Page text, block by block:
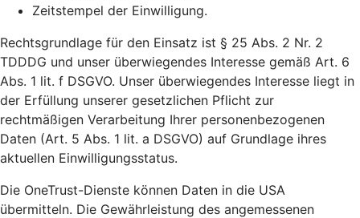
Zeitstempel der Einwilligung.
Rechtsgrundlage für den Einsatz ist § 25 Abs. 2 Nr. 2
TDDDG und unser überwiegendes Interesse gemäß Art. 6
Abs. 1 lit. f DSGVO. Unser überwiegendes Interesse liegt in
der Erfüllung unserer gesetzlichen Pflicht zur
rechtmäßigen Verarbeitung Ihrer personenbezogenen
Daten (Art. 5 Abs. 1 lit. a DSGVO) auf Grundlage ihres
aktuellen Einwilligungsstatus.
Die OneTrust-Dienste können Daten in die USA
übermitteln. Die Gewährleistung des angemessenen